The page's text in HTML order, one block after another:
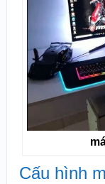
Cấu hình